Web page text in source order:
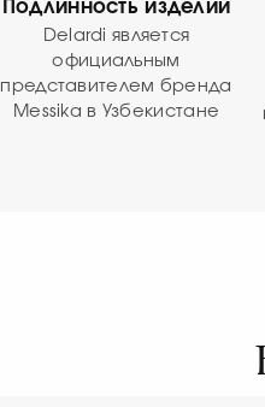
Подлинность изделий
Delardi является
официальным
представителем бренда
Messika в Узбекистане